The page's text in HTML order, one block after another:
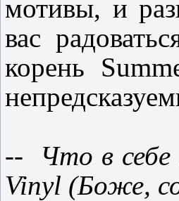
мотивы, и
вас
корень
--
Что в себе
Vinyl (Боже,